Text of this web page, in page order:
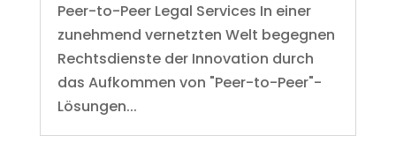
Peer-to-Peer Legal Services In einer
zunehmend vernetzten Welt begegnen
Rechtsdienste der Innovation durch
das Aufkommen von "Peer-to-Peer"-
Lösungen...